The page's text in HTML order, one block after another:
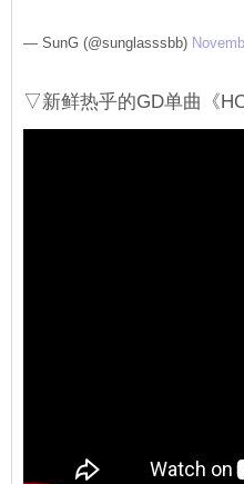
— SunG (@sunglasssbb)
▽新鲜热乎的GD单曲《